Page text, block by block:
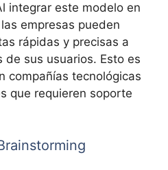
integrar este modelo en
empresas pueden
rápidas y precisas a
de sus usuarios. Esto es
compañías tecnológicas
que requieren soporte